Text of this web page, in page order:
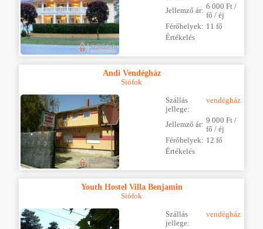
Jellemző ár: 6 000 Ft /
fő / éj
Férőhelyek: 11 fő
Értékelés
Andi Vendégház
Siófok
Szállás
jellege:
vendégház
Jellemző ár: 9 000 Ft /
fő / éj
Férőhelyek: 12 fő
Értékelés
Youth Hostel Villa Benjamin
Siófok
Szállás
jellege:
vendégház